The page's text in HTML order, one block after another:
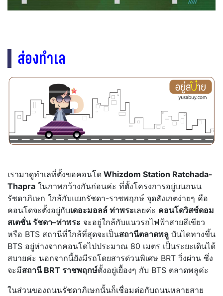
ส่องทำเล
เรามาดูทำเลที่ตั้งขอคอนโด Whizdom Station Ratchada-
Thapra ในภาพกว้างกันก่อนค่ะ ที่ตั้งโครงการอยู่บนถนน
รัชดาภิเษก ใกล้กับแยกรัชดา-ราชพฤกษ์ จุดสังเกตง่ายๆ คือ
คอนโดจะตั้งอยู่กับเดอะมอลล์ ท่าพระเลยค่ะ คอนโดวิสซ์ดอม
สเตชั่น รัชดา–ท่าพระ จะอยู่ใกล้กับแนวรถไฟฟ้าสายสีเขียว
หรือ BTS สถานีที่ใกล้ที่สุดจะเป็นสถานีตลาดพลู บันไดทางขึ้น
BTS อยู่ห่างจากคอนโดไปประมาณ 80 เมตร เป็นระยะเดินได้
สบายค่ะ นอกจากนี้ยังมีรถโดยสารด่วนพิเศษ BRT วิ่งผ่าน ซึ่ง
จะมีสถานี BRT ราชพฤกษ์ตั้งอยู่เยื้องๆ กับ BTS ตลาดพลูค่ะ
ในส่วนของถนนรัชดาภิเษกนั้นก็เชื่อมต่อกับถนนหลายสาย